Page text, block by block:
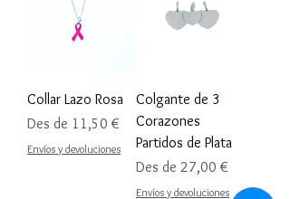
Collar Lazo Rosa
Des de 11,50 €
Preu d'oferta
Envíos y devoluciones
Colgante de 3
Corazones
Partidos de Plata
Des de 27,00 €
Preu d'oferta
Envíos y devoluciones